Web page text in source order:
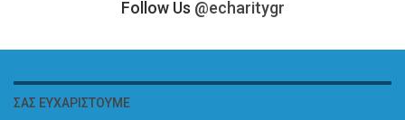
Follow Us @echaritygr
ΣΑΣ ΕΥΧΑΡΙΣΤΟΎΜΕ